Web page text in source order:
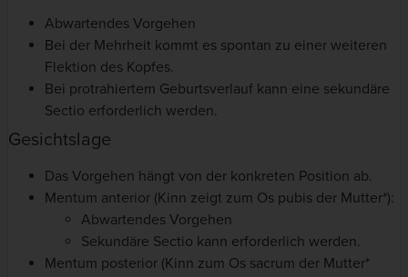
Abwartendes Vorgehen
Bei der Mehrheit kommt es spontan zu einer weiteren
Flektion des Kopfes.
Bei protrahiertem Geburtsverlauf kann eine sekundäre
Sectio erforderlich werden.
Gesichtslage
Das Vorgehen hängt von der konkreten Position ab.
Mentum anterior (Kinn zeigt zum Os pubis der Mutter*):
Abwartendes Vorgehen
Sekundäre Sectio kann erforderlich werden.
Mentum posterior (Kinn zum Os sacrum der Mutter*